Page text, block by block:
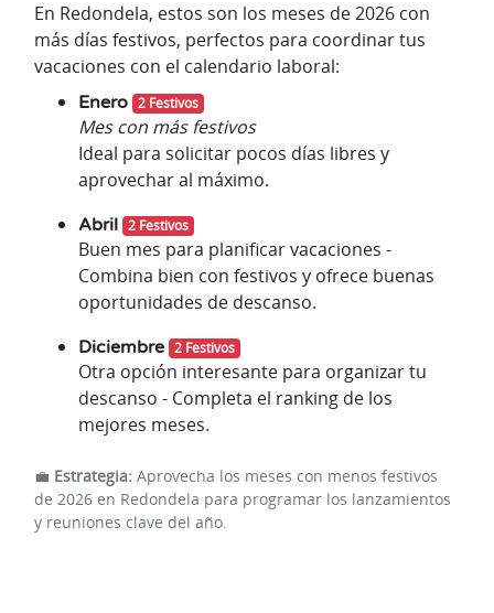
En Redondela, estos son los meses de 2026 con
más días festivos, perfectos para coordinar tus
vacaciones con el calendario laboral:
Enero 2 Festivos
Mes con más festivos
Ideal para solicitar pocos días libres y
aprovechar al máximo.
Abril 2 Festivos
Buen mes para planificar vacaciones -
Combina bien con festivos y ofrece buenas
oportunidades de descanso.
Diciembre 2 Festivos
Otra opción interesante para organizar tu
descanso - Completa el ranking de los
mejores meses.
💼 Estrategia: Aprovecha los meses con menos festivos
de 2026 en Redondela para programar los lanzamientos
y reuniones clave del año.